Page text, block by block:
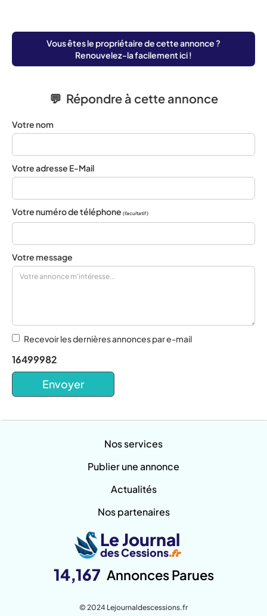
Vous êtes le propriétaire de cette annonce ?
Renouvelez-la facilement ici !
💬 Répondre à cette annonce
Votre nom
Votre adresse E-Mail
Votre numéro de téléphone (facultatif)
Votre message
Recevoir les dernières annonces par e-mail
16499982
Nos services
Publier une annonce
Actualités
Nos partenaires
Le Journal
des Cessions.fr
14,167 Annonces Parues
© 2024 Lejournaldescessions.fr